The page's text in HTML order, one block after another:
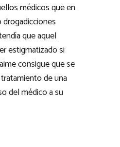
médicos que en
que aquel
estigmatizado si
consigue que se
de una
del médico a su